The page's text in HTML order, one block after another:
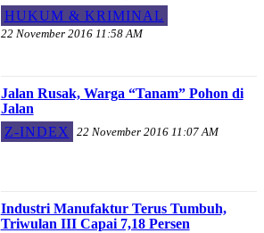
HUKUM & KRIMINAL
22 November 2016 11:58 AM
Jalan Rusak, Warga “Tanam” Pohon di
Jalan
Z-INDEX
22 November 2016 11:07 AM
Industri Manufaktur Terus Tumbuh,
Triwulan III Capai 7,18 Persen